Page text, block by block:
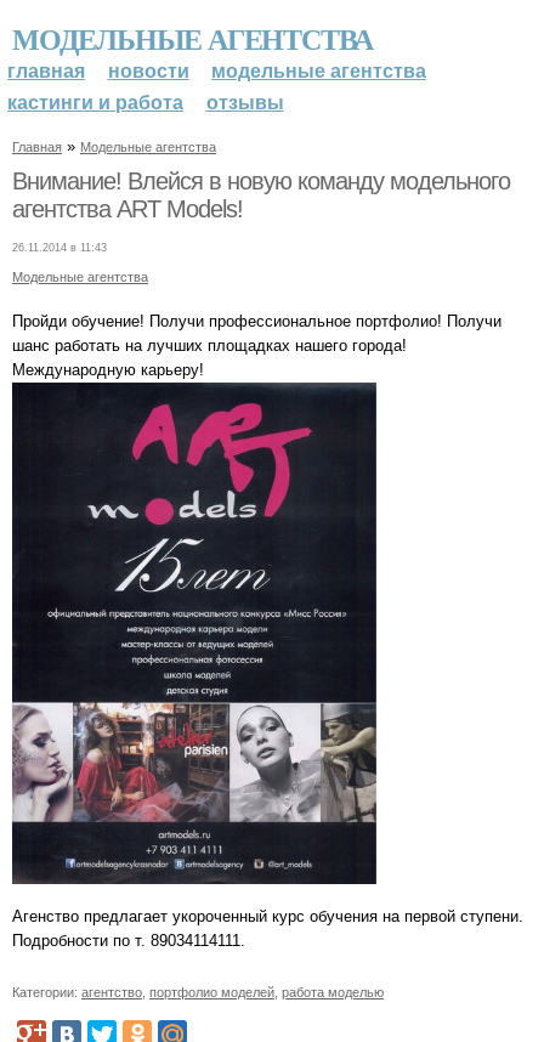
МОДЕЛЬНЫЕ АГЕНТСТВА
главная новости
модельные агентства
кастинги и работа
отзывы
Главная » Модельные агентства
Внимание! Влейся в новую команду модельного
агентства ART Models!
26.11.2014 в 11:43
Модельные агентства
Пройди обучение! Получи профессиональное портфолио! Получи
шанс работать на лучших площадках нашего города!
Международную карьеру!
Агенство предлагает укороченный курс обучения на первой ступени.
Подробности по т. 89034114111.
Категории: агентство портфолио моделей работа моделью